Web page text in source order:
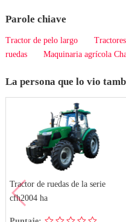
Parole chiave
Tractor de pelo largo
ruedas
Maquinaria agrícola
La persona que lo vio
Tractor de ruedas de la serie
cfh2004 ha